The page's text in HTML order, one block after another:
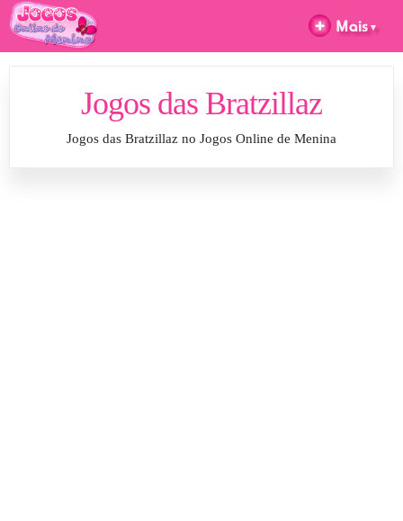
Jogos das Bratzillaz
Jogos das Bratzillaz no Jogos Online de Menina